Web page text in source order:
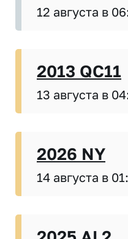
12 августа в
2013 QC11
13 августа в
2026 NY
14 августа в